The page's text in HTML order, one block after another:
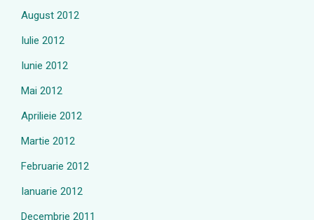
August 2012
Iulie 2012
Iunie 2012
Mai 2012
Aprilieie 2012
Martie 2012
Februarie 2012
Ianuarie 2012
Decembrie 2011